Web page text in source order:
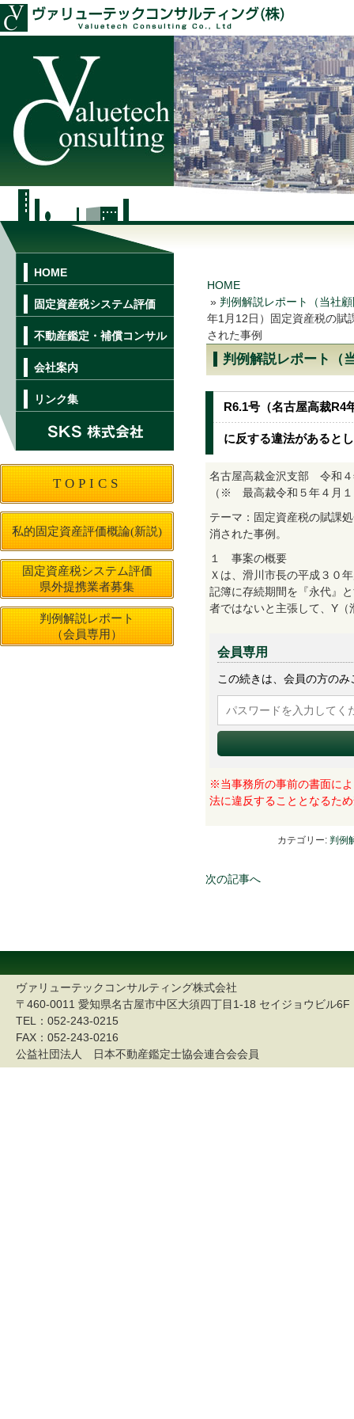
HOME
固定資産税システム評価
不動産鑑定・補償コンサル
会社案内
リンク集
TOPICS
私的固定資産評価概論(新説)
固定資産税システム評価
県外提携業者募集
判例解説レポート
（会員専用）
HOME
» 判例解説レポート（当社
年1月12日）固定資産税の賦
された事例
判例解説レポート（
R6.1号（名古屋高裁R4
に反する違法があると
名古屋高裁金沢支部 令和４
（※ 最高裁令和５年４月１
テーマ：固定資産税の賦課
消された事例。
１ 事案の概要
Ｘは、滑川市長の平成３０
記簿に存続期間を『永代』
者ではないと主張して、Y
会員専用
この続きは、会員の方の
※当事務所の事前の書面に
法に違反することとなるた
カテゴリー: 判例
次の記事へ
ヴァリューテックコンサルティング株式会社
〒460-0011 愛知県名古屋市中区大須四丁目1-18 セイジョウビル6F
TEL：052-243-0215
FAX：052-243-0216
公益社団法人 日本不動産鑑定士協会連合会会員